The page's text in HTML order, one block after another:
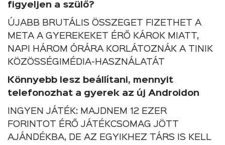
figyeljen a szülő?
ÚJABB BRUTÁLIS ÖSSZEGET FIZETHET A
META A GYEREKEKET ÉRŐ KÁROK MIATT,
NAPI HÁROM ÓRÁRA KORLÁTOZNÁK A TINIK
KÖZÖSSÉGIMÉDIA-HASZNÁLATÁT
Könnyebb lesz beállítani, mennyit
telefonozhat a gyerek az új Androidon
INGYEN JÁTÉK: MAJDNEM 12 EZER
FORINTOT ÉRŐ JÁTÉKCSOMAG JÖTT
AJÁNDÉKBA, DE AZ EGYIKHEZ TÁRS IS KELL